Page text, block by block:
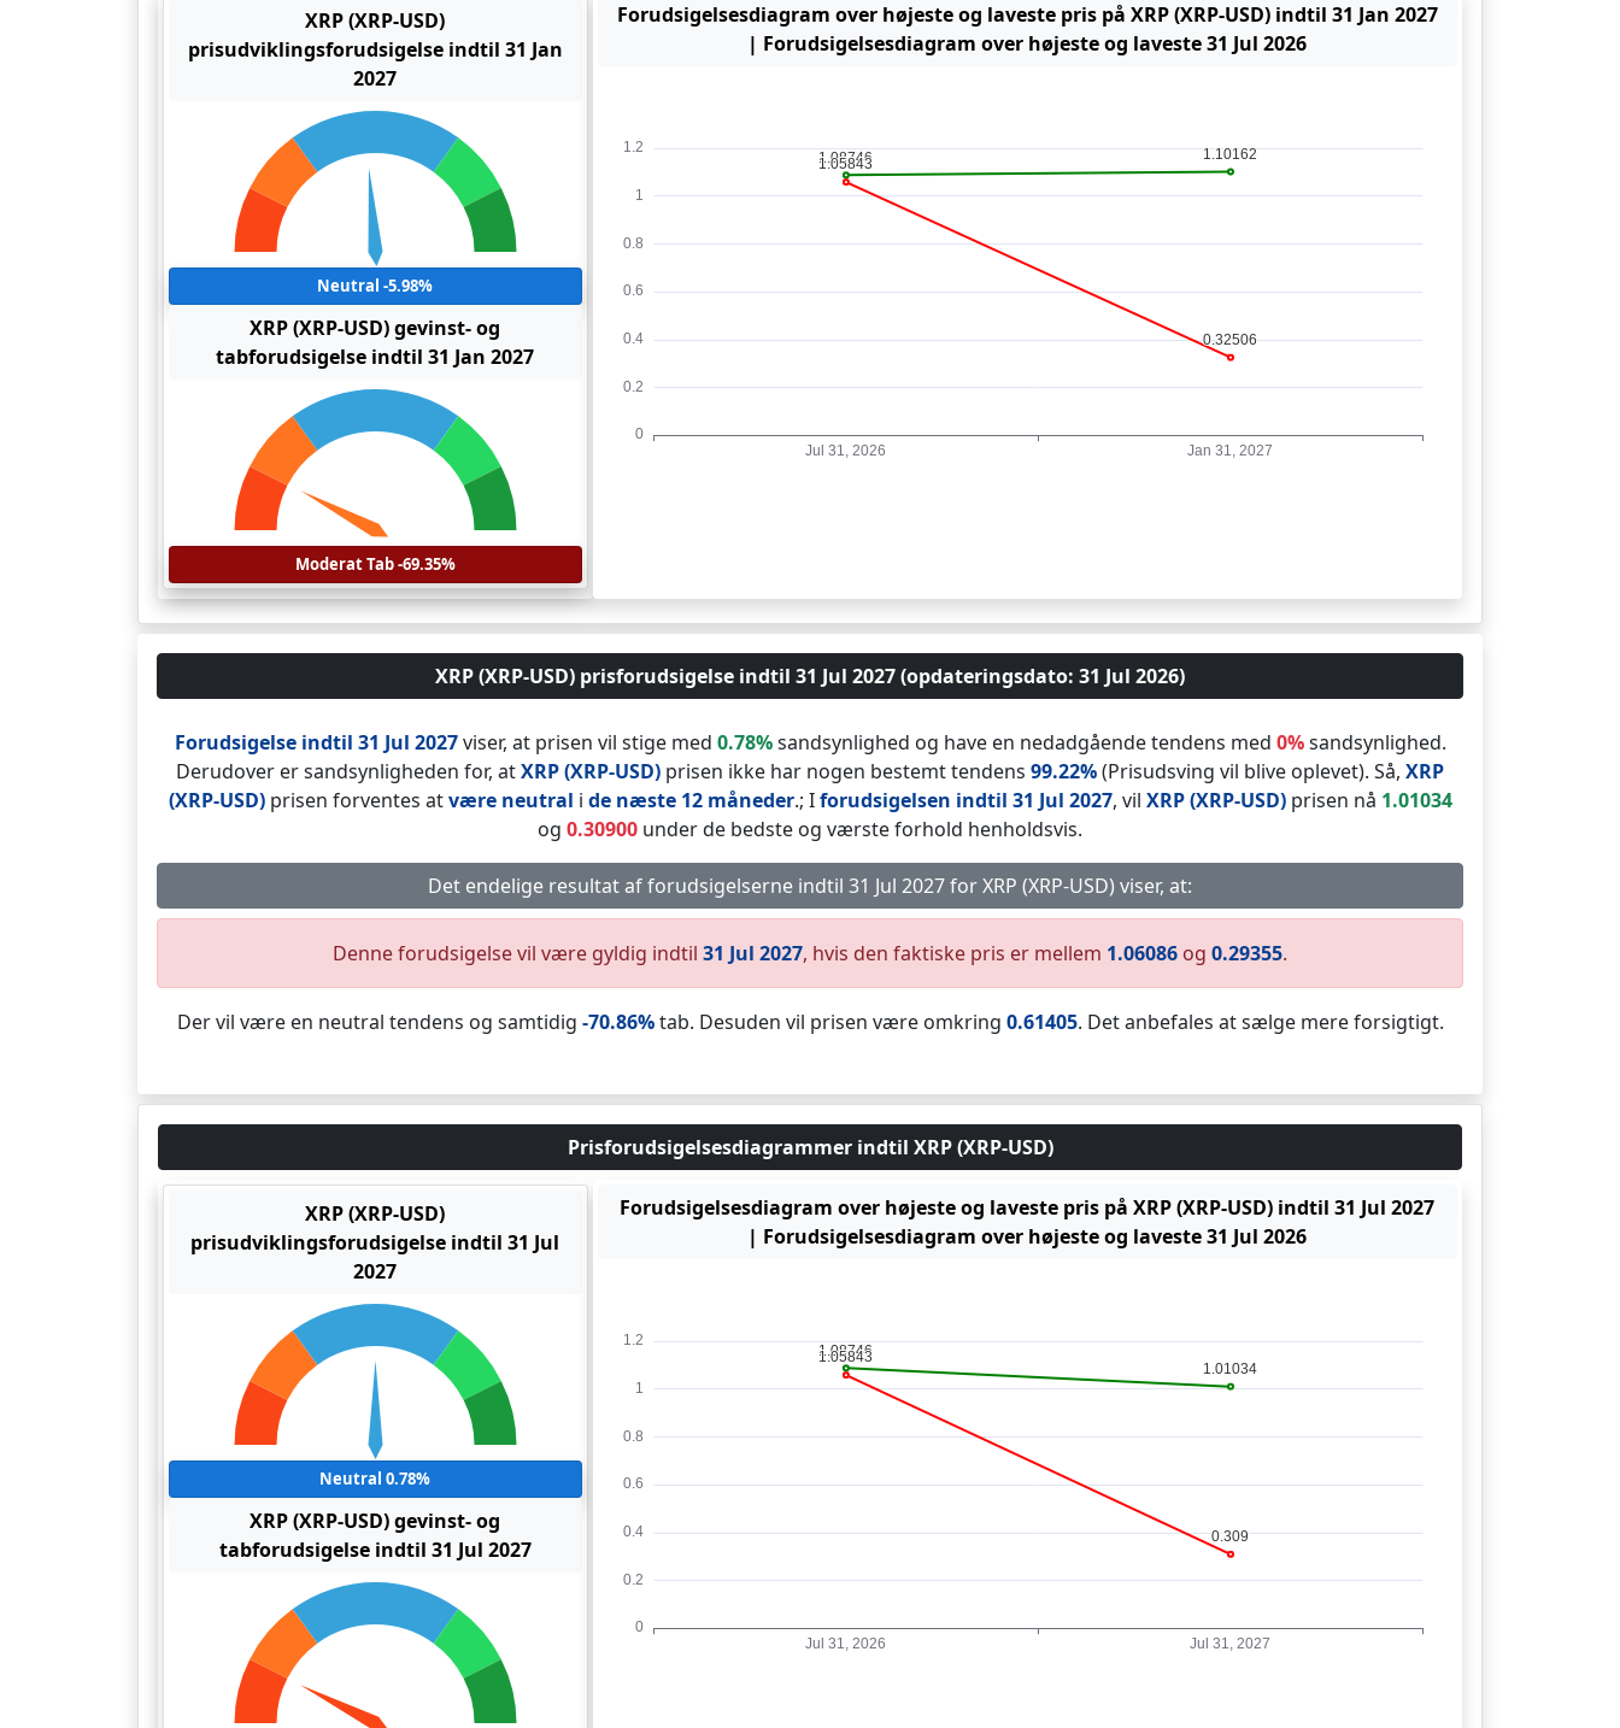
XRP (XRP-USD)
prisudviklingsforudsigelse indtil 31 Jan
2027
Neutral -5.98%
XRP (XRP-USD) gevinst- og
tabforudsigelse indtil 31 Jan 2027
Moderat Tab -69.35%
Forudsigelsesdiagram over højeste og laveste pris på XRP (XRP-USD) indtil 31 Jan 2027
| Forudsigelsesdiagram over højeste og laveste 31 Jul 2026
XRP (XRP-USD) prisforudsigelse indtil 31 Jul 2027 (opdateringsdato: 31 Jul 2026)
Forudsigelse indtil 31 Jul 2027viser, at prisen vil stige med 0.78%sandsynlighed og have en nedadgående tendens med 0%sandsynlighed.
Derudover er sandsynligheden for, atXRP (XRP-USD) prisen ikke har nogen bestemt tendens 99.22%(Prisudsving vil blive oplevet). Så, XRP
(XRP-USD)prisen forventes atvære neutral i de næste 12 måneder.; Iforudsigelsen indtil 31 Jul 2027, vil XRP (XRP-USD)prisen nå 1.01034
og 0.30900 under de bedste og værste forhold henholdsvis.
Det endelige resultat af forudsigelserne indtil 31 Jul 2027 for XRP (XRP-USD) viser, at:
Denne forudsigelse vil være gyldig indtil 31 Jul 2027, hvis den faktiske pris er mellem 1.06086 og 0.29355.
Der vil være en neutral tendens og samtidig -70.86%tab. Desuden vil prisen være omkring 0.61405. Det anbefales at sælge mere forsigtigt.
Prisforudsigelsesdiagrammer indtil XRP (XRP-USD)
XRP (XRP-USD)
prisudviklingsforudsigelse indtil 31 Jul
2027
Neutral 0.78%
XRP (XRP-USD) gevinst- og
tabforudsigelse indtil 31 Jul 2027
Forudsigelsesdiagram over højeste og laveste pris på XRP (XRP-USD) indtil 31 Jul 2027
| Forudsigelsesdiagram over højeste og laveste 31 Jul 2026